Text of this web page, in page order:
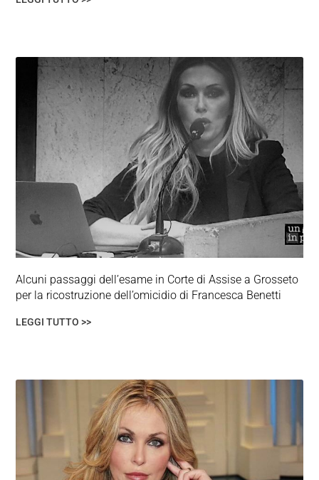
Alcuni passaggi dell’esame in Corte di Assise a Grosseto
per la ricostruzione dell’omicidio di Francesca Benetti
LEGGI TUTTO >>